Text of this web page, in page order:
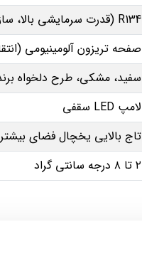
R134 (قدرت سرمایشی بالا، سازگار با محیط ‌زیست)
صفحه تریزون آلومینیومی
سفید، مشکی، طرح دلخواه
لامپ LED سقفی
تاج بالایی یخچال فضای
۲ تا ۸ درجه سانتی‌ گراد